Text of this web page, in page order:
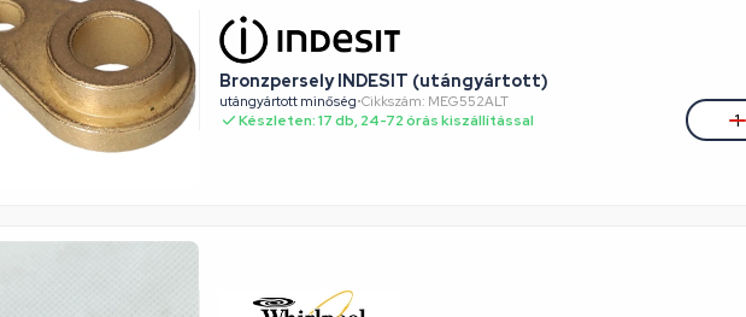
Bronzpersely INDESIT (utángyártott)
utángyártott minőség•Cikkszám: MEG552ALT
Készleten: 17 db, 24-72 órás kiszállítással